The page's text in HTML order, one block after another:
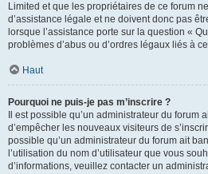
Limited et que les propriétaires de ce forum
d’assistance légale et ne doivent donc pas
lorsque l’assistance porte sur la question «
problèmes d’abus ou d’ordres légaux liés à
Haut
Pourquoi ne puis-je pas m’inscrire ?
Il est possible qu’un administrateur du forum
d’empêcher les nouveaux visiteurs de
possible qu’un administrateur du forum ait
l’utilisation du nom d’utilisateur que vous
d’informations, veuillez contacter un